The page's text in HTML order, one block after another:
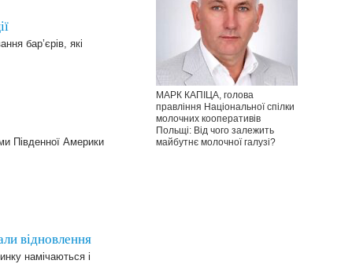
бар’єрів, які
Південної Америки
відновлення
намічаються і
МАРК КАПІЦА, голова
правління Національної спілки
молочних кооперативів
Польщі: Від чого залежить
майбутнє молочної галузі?